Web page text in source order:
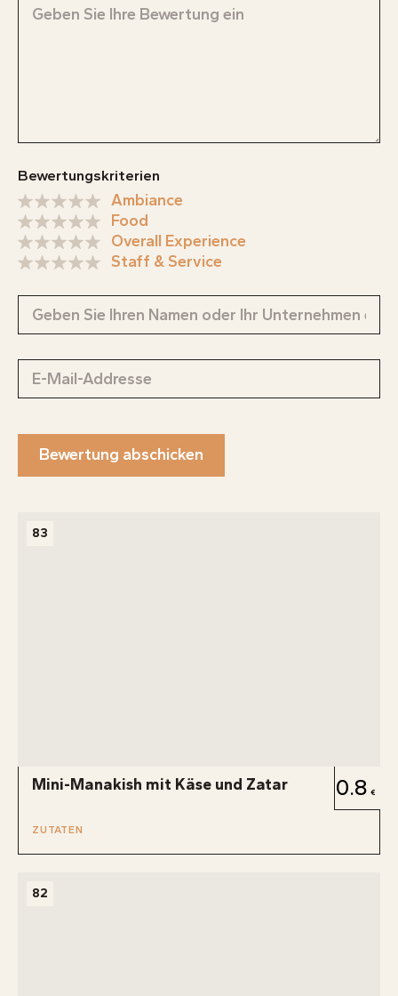
Bewertungskriterien
Ambiance
Food
Overall Experience
Staff & Service
Bewertung abschicken
83
Mini-Manakish mit Käse und Zatar 0.8
ZUTATEN
82